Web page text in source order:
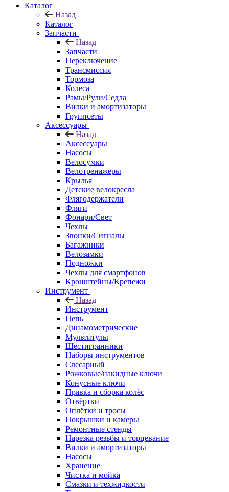
Каталог
Назад
Каталог
Запчасти
Назад
Запчасти
Переключение
Трансмиссия
Тормоза
Колеса
Рамы/Рули/Седла
Вилки и амортизаторы
Группсеты
Аксессуары
Назад
Аксессуары
Насосы
Велосумки
Велотренажеры
Крылья
Детские велокресла
Флягодержатели
Фляги
Фонари/Свет
Чехлы
Звонки/Сигналы
Багажники
Велозамки
Подножки
Чехлы для смартфонов
Кронштейны/Крепежи
Инструмент
Назад
Инструмент
Цепь
Динамометрические
Мультитулы
Шестигранники
Наборы инструментов
Слесарный
Рожковые/накидные ключи
Конусные ключи
Правка и сборка колёс
Отвёртки
Оплётки и тросы
Покрышки и камеры
Ремонтные стенды
Нарезка резьбы и торцевание
Вилки и амортизаторы
Насосы
Хранение
Чистка и мойка
Смазки и техжидкости